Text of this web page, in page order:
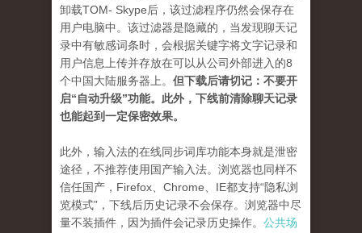
卸载TOM- Skype后，该过滤程序仍然会保存在
用户电脑中。该过滤器是隐藏的，当发现聊天记
录中有敏感词条时，会根据关键字将文字记录和
用户信息上传并存放在可以从公司外部进入的8
个中国大陆服务器上。 但下载后请切记：不要开
启“自动升级”功能。此外，下线前清除聊天记录
也能起到一定保密效果。
此外，输入法的在线同步词库功能本身就是泄密
途径，不推荐使用国产输入法。浏览器也同样不
信任国产，Firefox、Chrome、IE都支持“隐私浏
览模式”，下线后历史记录不会保存。浏览器中尽
量不装插件，因为插件会记录历史操作。 公共场